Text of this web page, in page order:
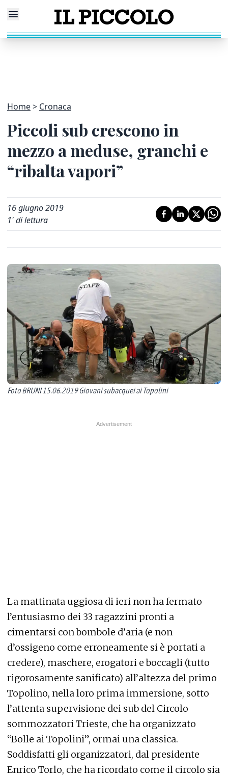
Home Cronaca
Piccoli sub crescono in
mezzo a meduse, granchi e
“ribalta vapori”
16 giugno 2019
1' di lettura
Foto BRUNI 15.06.2019 Giovani subacquei ai Topolini
La mattinata uggiosa di ieri non ha fermato
l’entusiasmo dei 33 ragazzini pronti a
cimentarsi con bombole d’aria (e non
d’ossigeno come erroneamente si è portati a
credere), maschere, erogatori e boccagli (tutto
rigorosamente sanificato) all’altezza del primo
Topolino, nella loro prima immersione, sotto
l’attenta supervisione dei sub del Circolo
sommozzatori Trieste, che ha organizzato
“Bolle ai Topolini”, ormai una classica.
Soddisfatti gli organizzatori, dal presidente
Enrico Torlo, che ha ricordato come il circolo sia